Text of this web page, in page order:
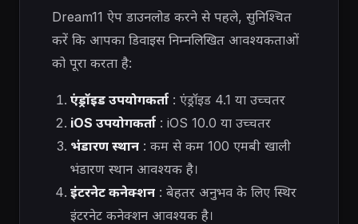
Dream11 ऐप डाउनलोड करने से पहले, सुनिश्चित
करें कि आपका डिवाइस निम्नलिखित आवश्यकताओं
को पूरा करता है:
एंड्रॉइड उपयोगकर्ता: एंड्रॉइड 4.1 या उच्चतर
iOS उपयोगकर्ता: iOS 10.0 या उच्चतर
भंडारण स्थान: कम से कम 100 एमबी खाली
भंडारण स्थान आवश्यक है।
इंटरनेट कनेक्शन: बेहतर अनुभव के लिए स्थिर
इंटरनेट कनेक्शन आवश्यक है।